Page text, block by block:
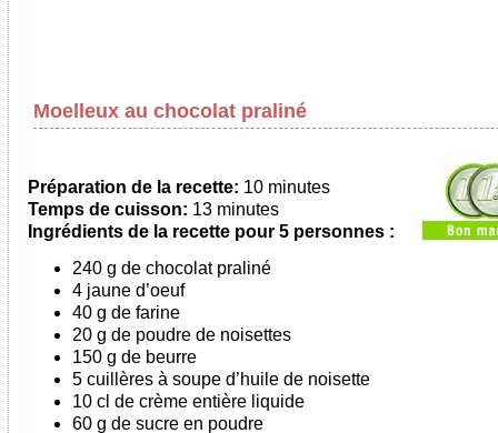
Moelleux au chocolat praliné
Préparation de la recette: 10 minutes
Temps de cuisson: 13 minutes
Ingrédients de la recette pour 5 personnes :
240 g de chocolat praliné
4 jaune d’oeuf
40 g de farine
20 g de poudre de noisettes
150 g de beurre
5 cuillères à soupe d’huile de noisette
10 cl de crème entière liquide
60 g de sucre en poudre